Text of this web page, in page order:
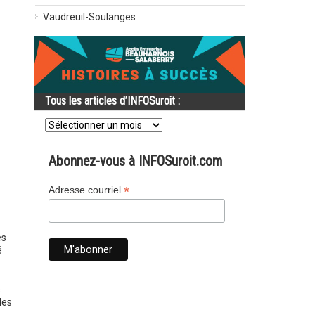
Vaudreuil-Soulanges
Tous les articles d’INFOSuroit :
Tous
les
d’INFOSuroit
Abonnez-vous à INFOSuroit.com
Adresse courriel *